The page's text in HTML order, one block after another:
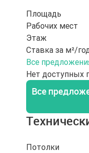
Площадь
Рабочих мест
Этаж
Ставка за м²/
Все
Нет доступных
Все
Потолки